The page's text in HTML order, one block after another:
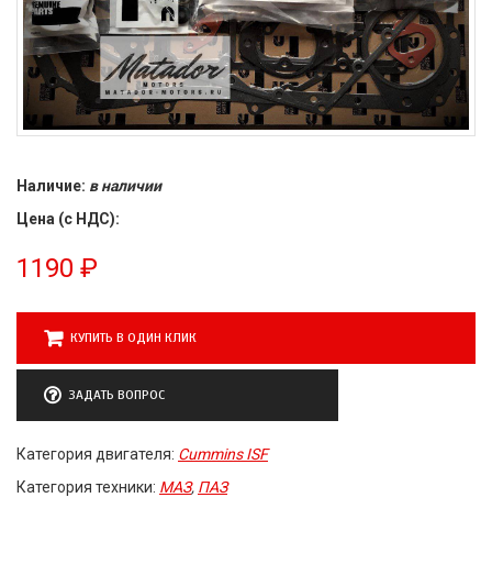
Наличие: в наличии
Цена (с НДС):
1190 ₽
КУПИТЬ В ОДИН КЛИК
ЗАДАТЬ ВОПРОС
Категория двигателя: Cummins ISF
Категория техники: МАЗ, ПАЗ